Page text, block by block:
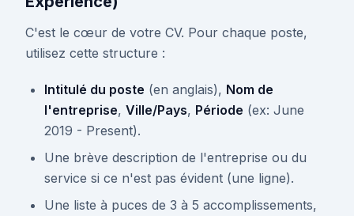
C'est le cœur de votre CV. Pour chaque poste,
utilisez cette structure :
Intitulé du poste (en anglais), Nom de
l'entreprise, Ville/Pays, Période (ex: June
2019 - Present).
Une brève description de l'entreprise ou du
service si ce n'est pas évident (une ligne).
Une liste à puces de 3 à 5 accomplissements,